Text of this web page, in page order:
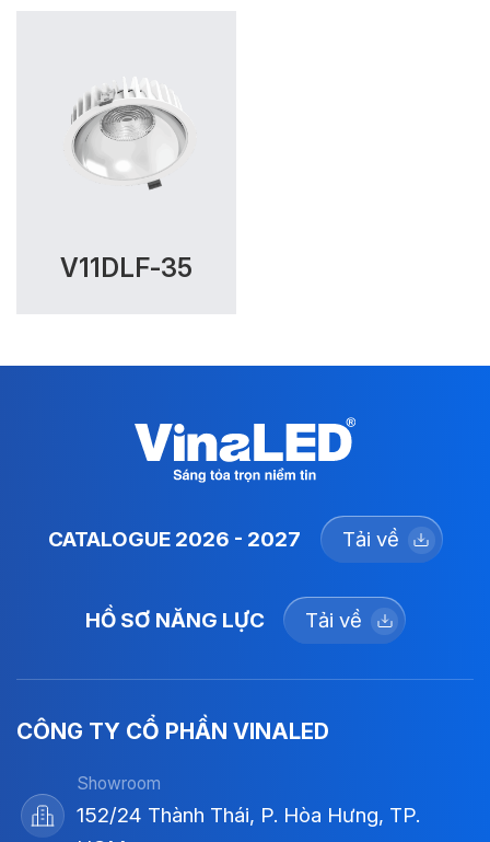
V11DLF-35
CATALOGUE 2026 - 2027 Tải về
HỒ SƠ NĂNG LỰC Tải về
CÔNG TY CỔ PHẦN VINALED
Showroom
152/24 Thành Thái, P. Hòa Hưng, TP.